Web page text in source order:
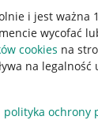
i jest ważna
wycofać
cookies na
na
polityka ochrony